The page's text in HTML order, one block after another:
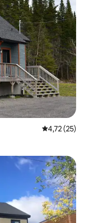
Nilai rata-
4,72 (25)